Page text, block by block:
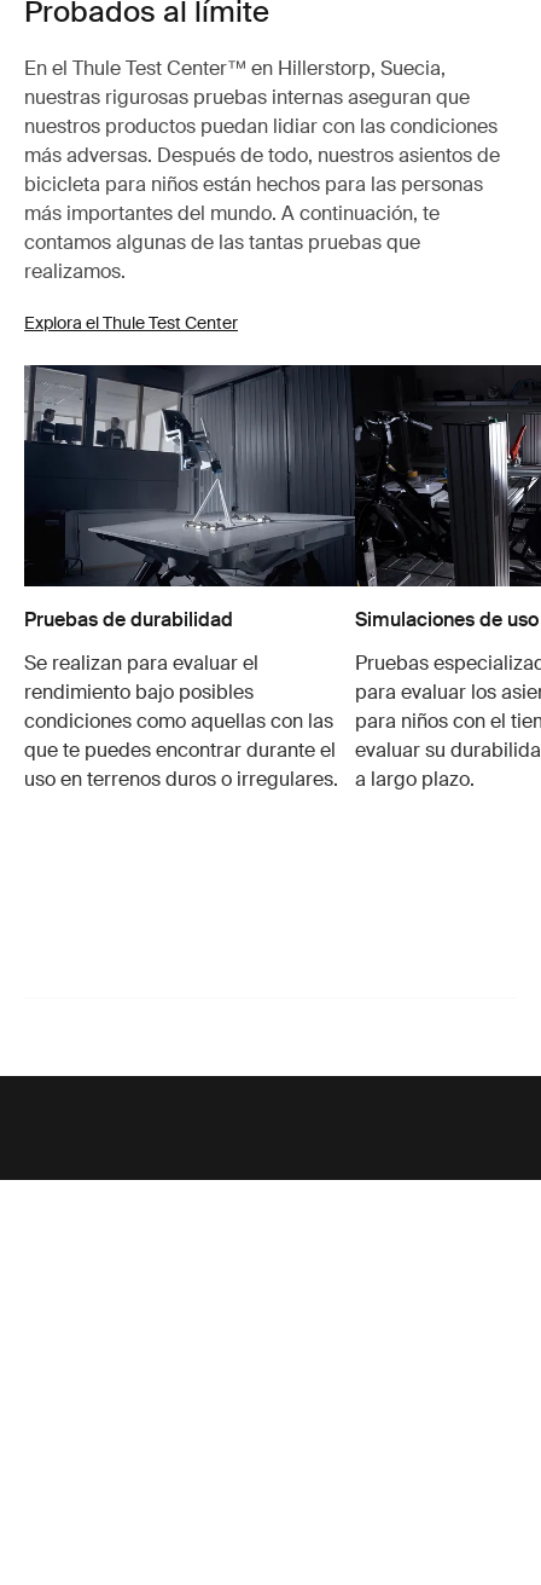
Probados al límite
En el Thule Test Center™ en Hillerstorp, Suecia,
nuestras rigurosas pruebas internas aseguran que
nuestros productos puedan lidiar con las condiciones
más adversas. Después de todo, nuestros asientos de
bicicleta para niños están hechos para las personas
más importantes del mundo. A continuación, te
contamos algunas de las tantas pruebas que
realizamos.
Explora el Thule Test Center
Pruebas de durabilidad
Se realizan para evaluar el
rendimiento bajo posibles
condiciones como aquellas con las
que te puedes encontrar durante el
uso en terrenos duros o irregulares.
Simulaciones de
Pruebas
para evaluar los
para niños con el
evaluar su
a largo plazo.